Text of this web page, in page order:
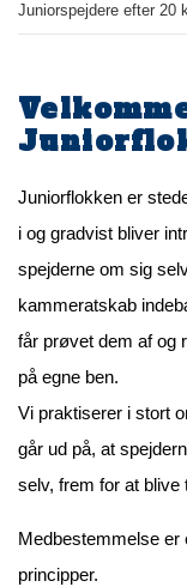
Juniorspejdere efter 20
Juniorflokken er
i og gradvist bliver
spejderne om sig
kammeratskab
får prøvet dem af og
på egne ben.
Vi praktiserer i stort
går ud på, at
selv, frem for at blive
Medbestemmelse er
principper.